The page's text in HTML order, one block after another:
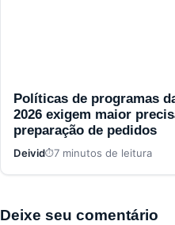
Políticas de programas
2026 exigem maior
preparação de pedidos
Deivid 7 minutos de leitura
Deixe seu comentário